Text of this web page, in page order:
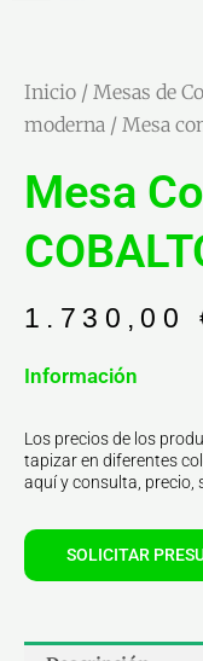
Inicio / Mesas de
moderna / Mesa
Mesa
1.730,00
Información
Los precios de los
tapizar en diferentes
aquí y consulta, precio,
SOLICITAR